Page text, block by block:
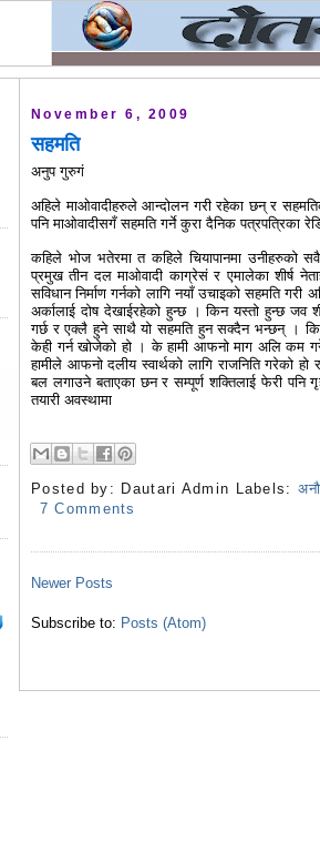
November 6, 2009
सहमति
अनुप गुरुगं
अहिले माओवादीहरुले आन्दोलन गरी रहेका छन् र
पनि माओवादीसगँ सहमति गर्ने कुरा दैनिक पत्रपत्रिका
कहिले भोज भतेरमा त कहिले चियापानमा उनीहरुको
प्रमुख तीन दल माओवादी काग्रेसं र एमालेका शीर्ष
सविधान निर्माण गर्नको लागि नयाँ उचाइको सहमति
अर्कालाई दोष देखाईरहेको हुन्छ । किन यस्तो हुन्छ जव
गर्छ र एक्लै हुने साथै यो सहमति हुन सक्दैन भन्छन् ।
केही गर्न खोजेको हो । के हामी आफनो माग अलि कम
हामीले आफनो दलीय स्वार्थको लागि राजनिति गरेको
बल लगाउने बताएका छन र सम्पूर्ण शक्तिलाई फेरी
तयारी अवस्थामा
Posted by: Dautari Admin Labels:
7 Comments
Newer Posts
Subscribe to: Posts (Atom)